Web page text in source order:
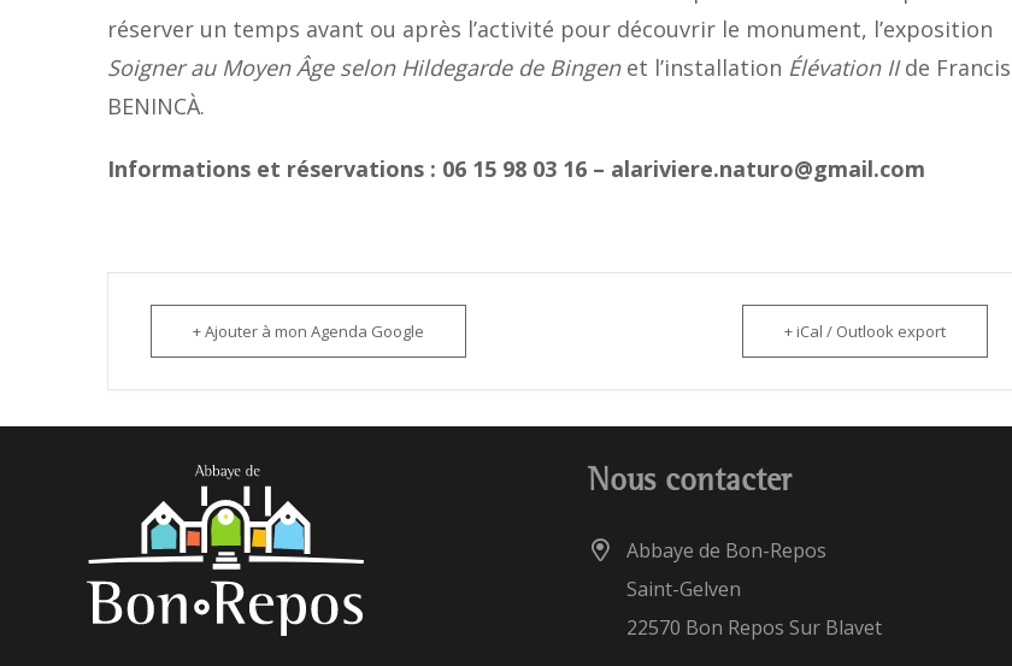
réserver un temps avant ou après l’activité pour découvrir le monument, l’exposition
Soigner au Moyen Âge selon Hildegarde de Bingenet l’installation Élévation IIde Francis
BENINCÀ.
Informations et réservations : 06 15 98 03 16 – alariviere.naturo@gmail.com
+ Ajouter à mon Agenda Google + iCal / Outlook export
Nous contacter
Abbaye de Bon-Repos
Saint-Gelven
22570 Bon Repos Sur Blavet